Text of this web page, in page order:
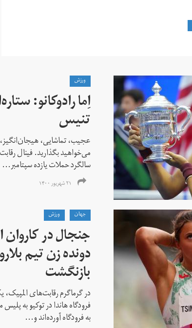
ورزش
اِما رادوکانو:
تنیس
عجیب، تماشایی،
می‌خواهید بگذارید. فینال
سالگرد حملات یازده سپتامبر...
۲۱ شهریور ۱۴۰۰
جهان ورزش
جنجال در کاروان
دونده زن تیم
بازنگشت
در گرماگرم رقابت‌های
فرودگاه هاندا در توکیو به
به فرودگاه آورده‌اند و...